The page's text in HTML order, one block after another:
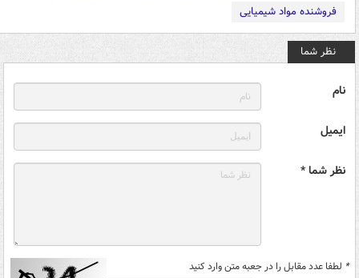
فروشنده مواد شیمیایی
نظر شما
نام
ایمیل
نظر شما *
* لطفا عدد مقابل را در جعبه متن وارد کنید